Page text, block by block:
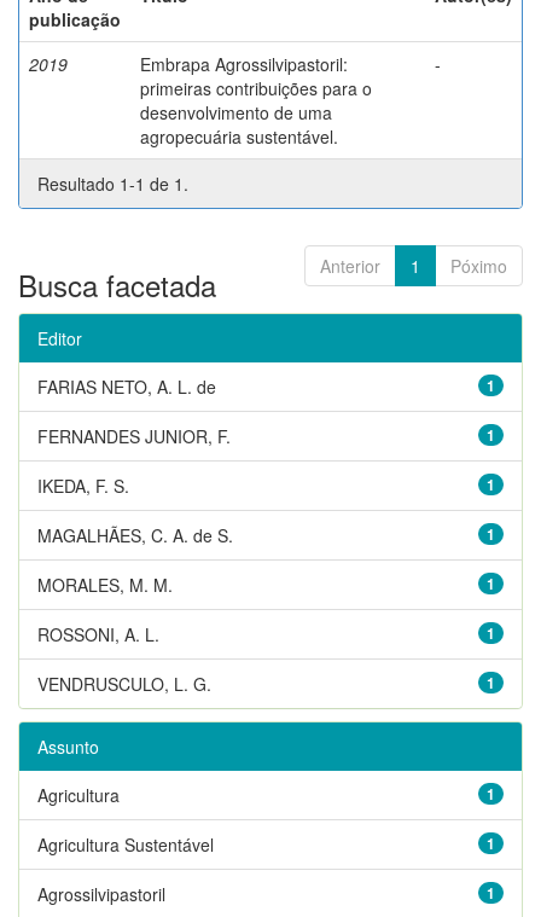
publicação
2019
Embrapa Agrossilvipastoril:
primeiras contribuições para o
desenvolvimento de uma
agropecuária sustentável.
-
Resultado 1-1 de 1.
Anterior 1 Póximo
Busca facetada
Editor
1
FARIAS NETO, A. L. de
1
FERNANDES JUNIOR, F.
1
IKEDA, F. S.
1
MAGALHÃES, C. A. de S.
1
MORALES, M. M.
1
ROSSONI, A. L.
1
VENDRUSCULO, L. G.
Assunto
1
Agricultura
1
Agricultura Sustentável
1
Agrossilvipastoril